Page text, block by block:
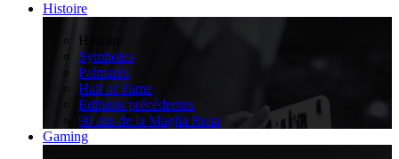
Histoire
Histoire
Symboles
Palmarès
Hall of Fame
Éditions précédentes
90 ans de la Maglia Rosa
Gaming